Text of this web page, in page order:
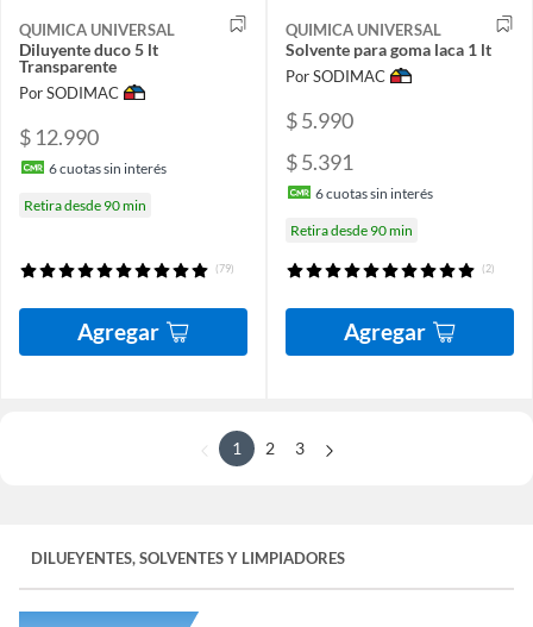
QUIMICA UNIVERSAL
Diluyente duco 5 lt
Transparente
Por SODIMAC
$ 12.990
6cuotas sin interés
Retira desde 90 min
(79)
Agregar
QUIMICA UNIVERSAL
Solvente para goma laca 1 lt
Por SODIMAC
$ 5.990
$ 5.391
6cuotas sin interés
Retira desde 90 min
(2)
Agregar
1 2 3
DILUEYENTES, SOLVENTES Y LIMPIADORES